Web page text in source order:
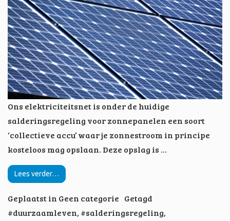
Ons elektriciteitsnet is onder de huidige
salderingsregeling voor zonnepanelen een soort
‘collectieve accu’ waar je zonnestroom in principe
kosteloos mag opslaan. Deze opslag is …
Lees verder…
Geplaatst in Geen categorie Getagd
#duurzaamleven, #salderingsregeling,